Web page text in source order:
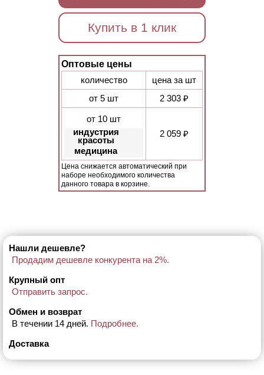
Купить в 1 клик
Оптовые цены
количество
цена за шт
от 5 шт
2 303 ₽
от 10 шт
индустрия
красоты
медицина
2 059 ₽
Цена снижается автоматический при
наборе необходимого количества
данного товара в корзине.
Нашли дешевле?
Продадим дешевле конкурента на 2%.
Крупный опт
Отправить запрос.
Обмен и возврат
В течении 14 дней. Подробнее.
Доставка